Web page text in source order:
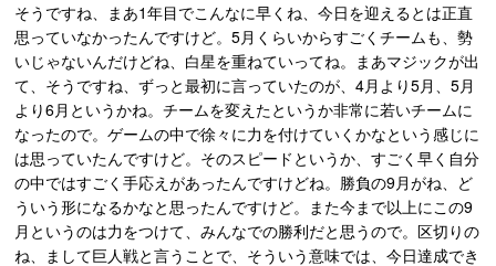
そうですね、まあ1年目でこんなに早くね、今日を迎えるとは正直
思っていなかったんですけど。5月くらいからすごくチームも、勢
いじゃないんだけどね、白星を重ねていってね。まあマジックが出
て、そうですね、ずっと最初に言っていたのが、4月より5月、5月
より6月というかね。チームを変えたというか非常に若いチームに
なったので。ゲームの中で徐々に力を付けていくかなという感じに
は思っていたんですけど。そのスピードというか、すごく早く自分
の中ではすごく手応えがあったんですけどね。勝負の9月がね、ど
ういう形になるかなと思ったんですけど。また今まで以上にこの9
月というのは力をつけて、みんなでの勝利だと思うので。区切りの
ね、まして巨人戦と言うことで、そういう意味では、今日達成でき